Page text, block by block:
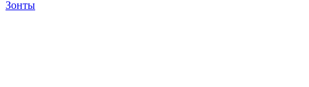
Зонты